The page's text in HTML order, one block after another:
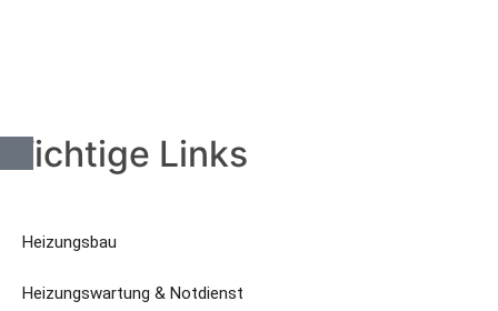
Wichtige Links
Heizungsbau
Heizungswartung & Notdienst